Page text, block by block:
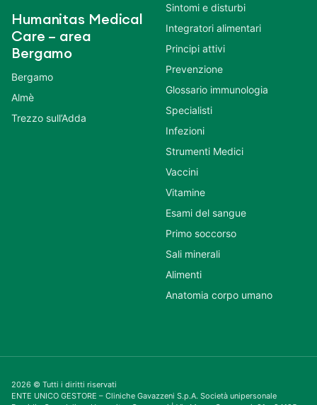
Humanitas Medical
Care – area
Bergamo
Bergamo
Almè
Trezzo sull’Adda
Sintomi e disturbi
Integratori alimentari
Principi attivi
Prevenzione
Glossario immunologia
Specialisti
Infezioni
Strumenti Medici
Vaccini
Vitamine
Esami del sangue
Primo soccorso
Sali minerali
Alimenti
Anatomia corpo umano
2026 © Tutti i diritti riservati
ENTE UNICO GESTORE – Cliniche Gavazzeni S.p.A. Società unipersonale